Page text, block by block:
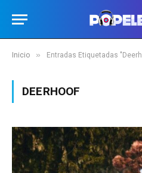
Inicio » Entradas Etiquetadas
DEERHOOF